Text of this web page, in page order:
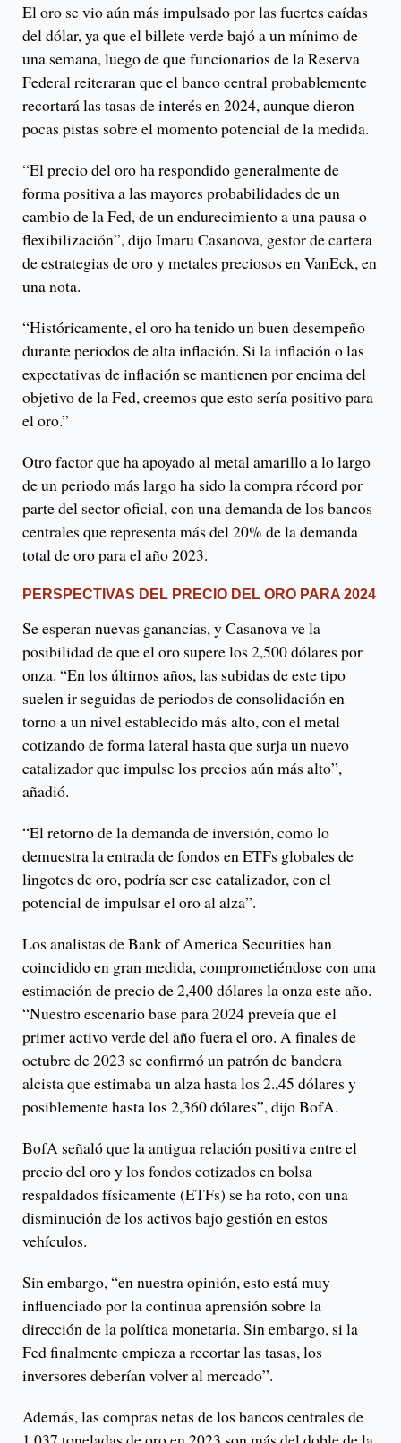
El oro se vio aún más impulsado por las fuertes caídas
del dólar, ya que el billete verde bajó a un mínimo de
una semana, luego de que funcionarios de la Reserva
Federal reiteraran que el banco central probablemente
recortará las tasas de interés en 2024, aunque dieron
pocas pistas sobre el momento potencial de la medida.
“El precio del oro ha respondido generalmente de
forma positiva a las mayores probabilidades de un
cambio de la Fed, de un endurecimiento a una pausa o
flexibilización”, dijo Imaru Casanova, gestor de cartera
de estrategias de oro y metales preciosos en VanEck, en
una nota.
“Históricamente, el oro ha tenido un buen desempeño
durante periodos de alta inflación. Si la inflación o las
expectativas de inflación se mantienen por encima del
objetivo de la Fed, creemos que esto sería positivo para
el oro.”
Otro factor que ha apoyado al metal amarillo a lo largo
de un periodo más largo ha sido la compra récord por
parte del sector oficial, con una demanda de los bancos
centrales que representa más del 20% de la demanda
total de oro para el año 2023.
PERSPECTIVAS DEL PRECIO DEL ORO PARA 2024
Se esperan nuevas ganancias, y Casanova ve la
posibilidad de que el oro supere los 2,500 dólares por
onza. “En los últimos años, las subidas de este tipo
suelen ir seguidas de periodos de consolidación en
torno a un nivel establecido más alto, con el metal
cotizando de forma lateral hasta que surja un nuevo
catalizador que impulse los precios aún más alto”,
añadió.
“El retorno de la demanda de inversión, como lo
demuestra la entrada de fondos en ETFs globales de
lingotes de oro, podría ser ese catalizador, con el
potencial de impulsar el oro al alza”.
Los analistas de Bank of America Securities han
coincidido en gran medida, comprometiéndose con una
estimación de precio de 2,400 dólares la onza este año.
“Nuestro escenario base para 2024 preveía que el
primer activo verde del año fuera el oro. A finales de
octubre de 2023 se confirmó un patrón de bandera
alcista que estimaba un alza hasta los 2.,45 dólares y
posiblemente hasta los 2,360 dólares”, dijo BofA.
BofA señaló que la antigua relación positiva entre el
precio del oro y los fondos cotizados en bolsa
respaldados físicamente (ETFs) se ha roto, con una
disminución de los activos bajo gestión en estos
vehículos.
Sin embargo, “en nuestra opinión, esto está muy
influenciado por la continua aprensión sobre la
dirección de la política monetaria. Sin embargo, si la
Fed finalmente empieza a recortar las tasas, los
inversores deberían volver al mercado”.
Además, las compras netas de los bancos centrales de